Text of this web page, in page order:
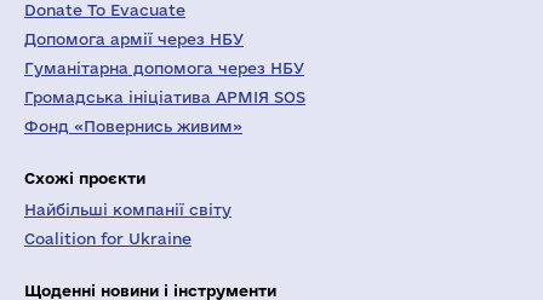
Donate To Evacuate
Допомога армії через НБУ
Гуманітарна допомога через НБУ
Громадська ініціатива АРМІЯ SOS
Фонд «Повернись живим»
Схожі проєкти
Найбільші компанії світу
Coalition for Ukraine
Щоденні новини і інструменти